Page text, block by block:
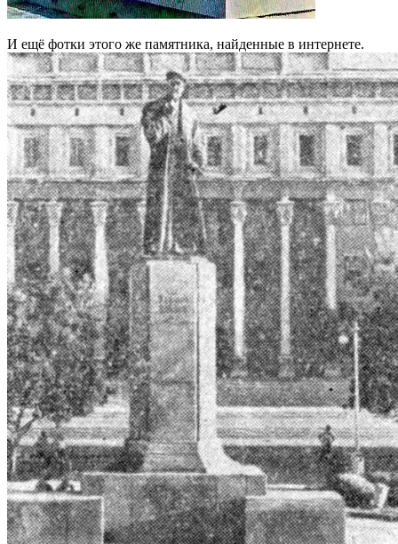
И ещё фотки этого же памятника, найденные в интернете.